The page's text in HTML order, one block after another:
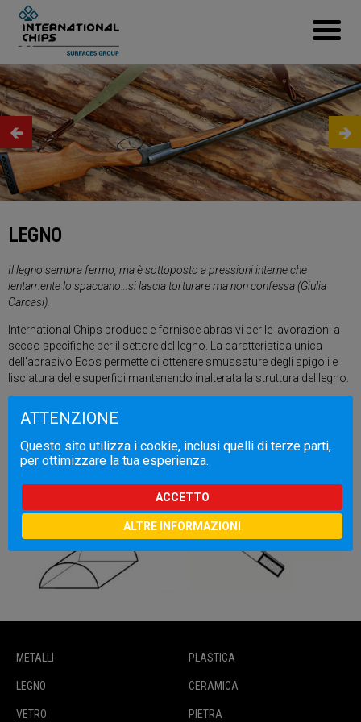
LEGNO
Il legno sembra fermo, ma è sottoposto a pressioni interne che
lentamente lo spaccano…si lascia torturare ma non confessa (Giulia
Carcasi).
International Chips produce e fornisce abrasivi per le lavorazioni a
secco specifiche per il settore del legno. La caratteristica unica
dell’abrasivo Ecos permette di ottenere smussature degli spigoli e
lisciatura delle superfici mantenendo inalterata la struttura del legno.
METALLI PLASTICA
LEGNO CERAMICA
VETRO PIETRA
ATTENZIONE
Questo sito utilizza i cookie, inclusi quelli di terze parti,
per ottimizzare la tua esperienza.
ACCETTO
ALTRE INFORMAZIONI